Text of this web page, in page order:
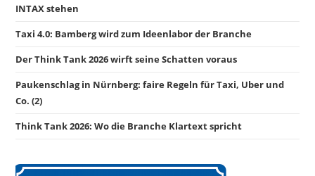
INTAX stehen
Taxi 4.0: Bamberg wird zum Ideenlabor der Branche
Der Think Tank 2026 wirft seine Schatten voraus
Paukenschlag in Nürnberg: faire Regeln für Taxi, Uber und
Co. (2)
Think Tank 2026: Wo die Branche Klartext spricht